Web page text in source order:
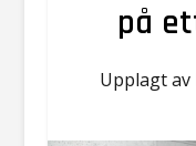
på
Upplagt av